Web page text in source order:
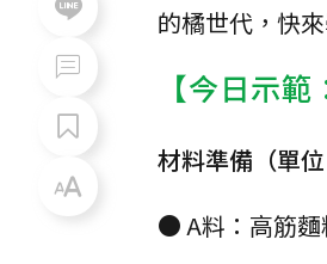
的橘世代，快來
【今日示範
材料準備（單位
● A料：高筋麵